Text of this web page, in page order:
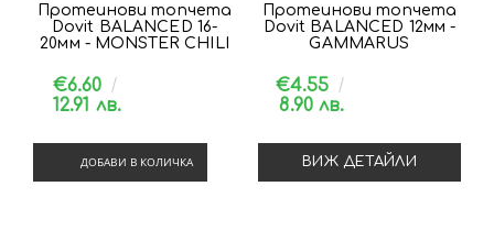
Протеинови топчета
Dovit BALANCED 16-
20мм - MONSTER CHILI
€6.60
12.91 лв.
ДОБАВИ В КОЛИЧКА
Протеинови топчета
Dovit BALANCED 12мм -
GAMMARUS
€4.55
8.90 лв.
ВИЖ ДЕТАЙЛИ